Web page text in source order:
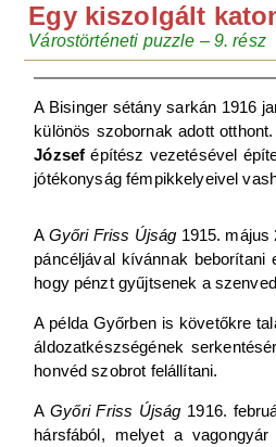
Egy kiszolgált
Várostörténeti puzzle – 9. rész
A Bisinger sétány sarkán 1916
különös szobornak adott otthont.
József építész vezetésével
jótékonyság fémpikkelyeivel
A Győri Friss Újság 1915.
páncéljával kívánnak
hogy pénzt gyűjtsenek a
A példa Győrben is követőkre
áldozatkészségének
honvéd szobrot felállítani.
AGyőri Friss Újság 1916.
hársfából, melyet a